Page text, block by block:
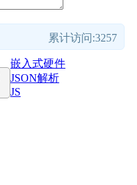
累计访问:3257
嵌入式硬件
JSON解析
JS